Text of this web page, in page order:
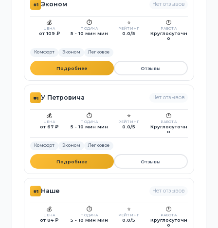
#1 Эконом Нет отзывов
💰
ЦЕНА
от 109 ₽
⏱️
ПОДАЧА
5 - 10 мин мин
⭐
РЕЙТИНГ
0.0/5
🕐
РАБОТА
Круглосуточн
о
Комфорт Эконом Легковое
Подробнее Отзывы
#1 У Петровича Нет отзывов
💰
ЦЕНА
от 67 ₽
⏱️
ПОДАЧА
5 - 10 мин мин
⭐
РЕЙТИНГ
0.0/5
🕐
РАБОТА
Круглосуточн
о
Комфорт Эконом Легковое
Подробнее Отзывы
#1 Наше Нет отзывов
💰
ЦЕНА
от 84 ₽
⏱️
ПОДАЧА
5 - 10 мин мин
⭐
РЕЙТИНГ
0.0/5
🕐
РАБОТА
Круглосуточн
о